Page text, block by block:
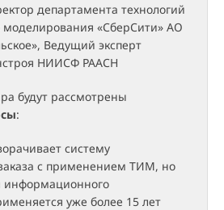
департамента технологий
«СберСити» АО
Ведущий эксперт
НИИСФ РААСН
будут рассмотрены
:
систему
заказа с применением ТИМ, но
информационного
уже более 15 лет